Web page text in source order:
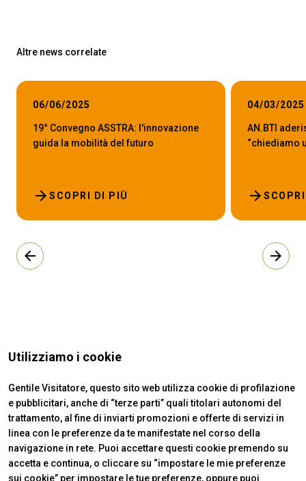
Altre news correlate
06/06/2025
19° Convegno ASSTRA: l'innovazione
guida la mobilità del futuro
SCOPRI DI PIÙ
arrow_forward
04/03/2025
AN.BTI
“chiediamo
arrow_forward
arrow_back arrow_forward
Utilizziamo i cookie
Gentile Visitatore, questo sito web utilizza cookie di profilazione
e pubblicitari, anche di “terze parti” quali titolari autonomi del
trattamento, al fine di inviarti promozioni e offerte di servizi in
linea con le preferenze da te manifestate nel corso della
navigazione in rete. Puoi accettare questi cookie premendo su
accetta e continua, o cliccare su “impostare le mie preferenze
sui cookie” per impostare le tue preferenze, oppure puoi
ABOUT
IBE Intermobility Future Ways
VISITARE
Perché visitare